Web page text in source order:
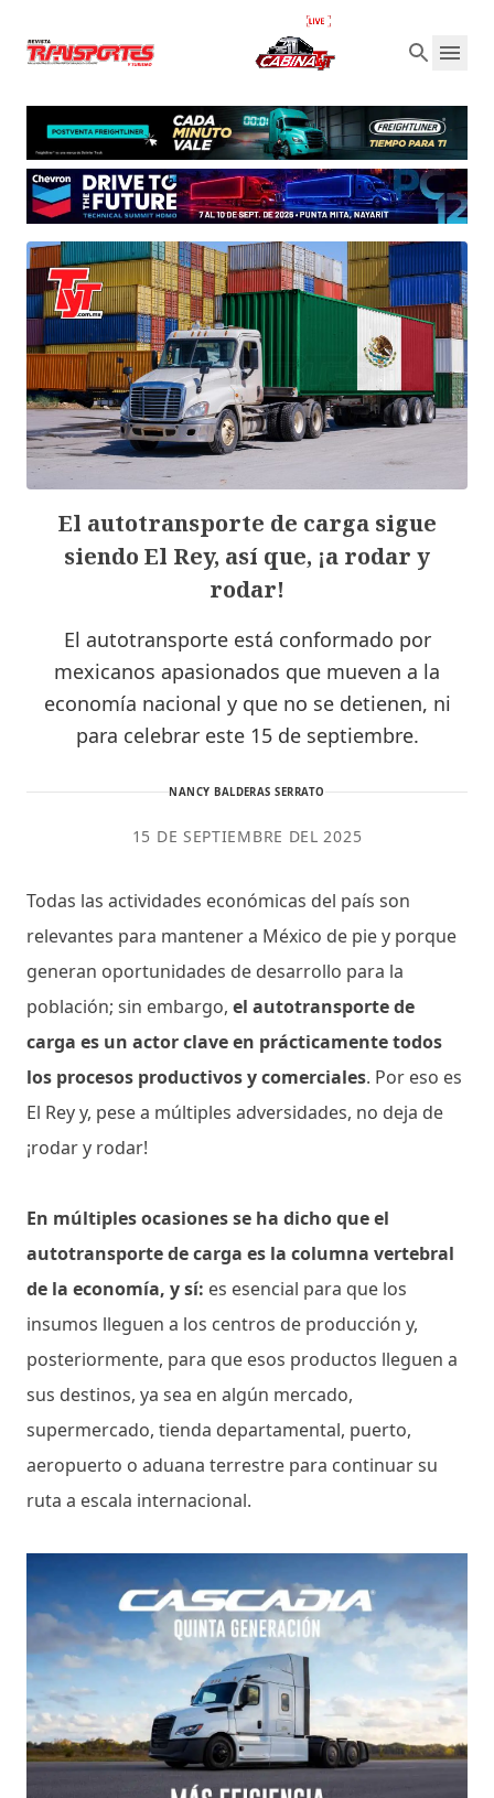
El autotransporte de carga sigue
siendo El Rey, así que, ¡a rodar y
rodar!
El autotransporte está conformado por
mexicanos apasionados que mueven a la
economía nacional y que no se detienen, ni
para celebrar este 15 de septiembre.
NANCY BALDERAS SERRATO
15 DE SEPTIEMBRE DEL 2025
Todas las actividades económicas del país son
relevantes para mantener a México de pie y porque
generan oportunidades de desarrollo para la
población; sin embargo, el autotransporte de
carga es un actor clave en prácticamente todos
los procesos productivos y comerciales. Por eso es
El Rey y, pese a múltiples adversidades, no deja de
¡rodar y rodar!
En múltiples ocasiones se ha dicho que el
autotransporte de carga es la columna vertebral
de la economía, y sí: es esencial para que los
insumos lleguen a los centros de producción y,
posteriormente, para que esos productos lleguen a
sus destinos, ya sea en algún mercado,
supermercado, tienda departamental, puerto,
aeropuerto o aduana terrestre para continuar su
ruta a escala internacional.